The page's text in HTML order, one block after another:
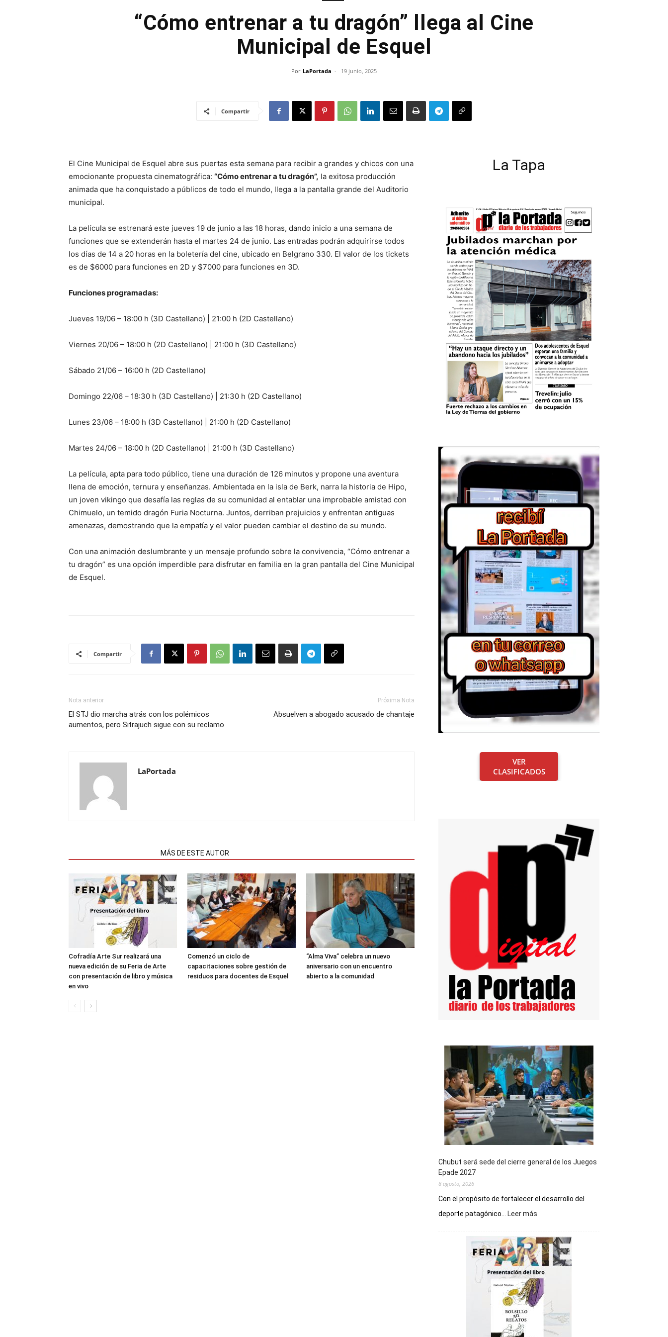
“Cómo entrenar a tu dragón” llega al Cine
Municipal de Esquel
Por LaPortada - 19 junio, 2025
Compartir
El Cine Municipal de Esquel abre sus puertas esta semana para recibir a grandes y chicos con una
emocionante propuesta cinematográfica: “Cómo entrenar a tu dragón”, la exitosa producción
animada que ha conquistado a públicos de todo el mundo, llega a la pantalla grande del Auditorio
municipal.
La película se estrenará este jueves 19 de junio a las 18 horas, dando inicio a una semana de
funciones que se extenderán hasta el martes 24 de junio. Las entradas podrán adquirirse todos
los días de 14 a 20 horas en la boletería del cine, ubicado en Belgrano 330. El valor de los tickets
es de $6000 para funciones en 2D y $7000 para funciones en 3D.
Funciones programadas:
Jueves 19/06 – 18:00 h (3D Castellano) | 21:00 h (2D Castellano)
Viernes 20/06 – 18:00 h (2D Castellano) | 21:00 h (3D Castellano)
Sábado 21/06 – 16:00 h (2D Castellano)
Domingo 22/06 – 18:30 h (3D Castellano) | 21:30 h (2D Castellano)
Lunes 23/06 – 18:00 h (3D Castellano) | 21:00 h (2D Castellano)
Martes 24/06 – 18:00 h (2D Castellano) | 21:00 h (3D Castellano)
La película, apta para todo público, tiene una duración de 126 minutos y propone una aventura
llena de emoción, ternura y enseñanzas. Ambientada en la isla de Berk, narra la historia de Hipo,
un joven vikingo que desafía las reglas de su comunidad al entablar una improbable amistad con
Chimuelo, un temido dragón Furia Nocturna. Juntos, derriban prejuicios y enfrentan antiguas
amenazas, demostrando que la empatía y el valor pueden cambiar el destino de su mundo.
Con una animación deslumbrante y un mensaje profundo sobre la convivencia, “Cómo entrenar a
tu dragón” es una opción imperdible para disfrutar en familia en la gran pantalla del Cine Municipal
de Esquel.
Compartir
Nota anterior
El STJ dio marcha atrás con los polémicos
aumentos, pero Sitrajuch sigue con su reclamo
Próxima Nota
Absuelven a abogado acusado de chantaje
LaPortada
MÁS DE ESTE AUTOR
Cofradía Arte Sur realizará una
nueva edición de su Feria de Arte
con presentación de libro y música
en vivo
Comenzó un ciclo de
capacitaciones sobre gestión de
residuos para docentes de Esquel
“Alma Viva” celebra un nuevo
aniversario con un encuentro
abierto a la comunidad
La Tapa
VER
CLASIFICADOS
Chubut será sede del cierre general de los Juegos
Epade 2027
8 agosto, 2026
Con el propósito de fortalecer el desarrollo del
deporte patagónico...
Leer más
sede
del
cierre
general
de
los
Juegos
Epade
2027